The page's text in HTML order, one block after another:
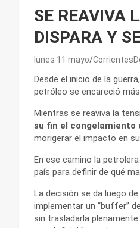
SE REAVIVA
DISPARA Y
lunes 11 mayo
Desde el inicio de la
petróleo se encareció más
Mientras se reaviva la
su fin el congelamiento
morigerar el impacto en
En ese camino la
país para definir de qué
La decisión se da luego
implementar un “buffer”
sin trasladarla